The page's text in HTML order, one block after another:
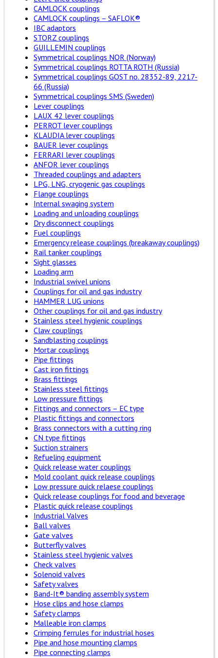
CAMLOCK couplings
CAMLOCK couplings – SAFLOK®
IBC adaptors
STORZ couplings
GUILLEMIN couplings
Symmetrical couplings NOR (Norway)
Symmetrical couplings ROTTA ROTH (Russia)
Symmetrical couplings GOST no. 28352-89, 2217-
66 (Russia)
Symmetrical couplings SMS (Sweden)
Lever couplings
LAUX 42 lever couplings
PERROT lever couplings
KLAUDIA lever couplings
BAUER lever couplings
FERRARI lever couplings
ANFOR lever couplings
Threaded couplings and adapters
LPG, LNG, cryogenic gas couplings
Flange couplings
Internal swaging system
Loading and unloading couplings
Dry disconnect couplings
Fuel couplings
Emergency release couplings (breakaway couplings)
Rail tanker couplings
Sight glasses
Loading arm
Industrial swivel unions
Couplings for oil and gas industry
HAMMER LUG unions
Other couplings for oil and gas industry
Stainless steel hygienic couplings
Claw couplings
Sandblasting couplings
Mortar couplings
Pipe fittings
Cast iron fittings
Brass fittings
Stainless steel fittings
Low pressure fittings
Fittings and connectors – EC type
Plastic fittings and connectors
Brass connectors with a cutting ring
CN type fittings
Suction strainers
Refueling equipment
Quick release water couplings
Mold coolant quick release couplings
Low pressure quick relaese couplings
Quick release couplings for food and beverage
Plastic quick release couplings
Industrial Valves
Ball valves
Gate valves
Butterfly valves
Stainless steel hygienic valves
Check valves
Solenoid valves
Safety valves
Band-It® banding assembly system
Hose clips and hose clamps
Safety clamps
Malleable iron clamps
Crimping ferrules for industrial hoses
Pipe and hose mounting clamps
Pipe connecting clamps